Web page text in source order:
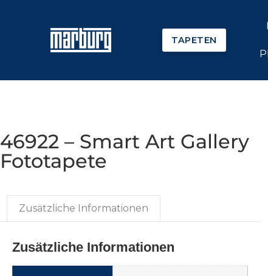
TAPETEN
46922 – Smart Art Gallery
Fototapete
Zusätzliche Informationen
Zusätzliche Informationen